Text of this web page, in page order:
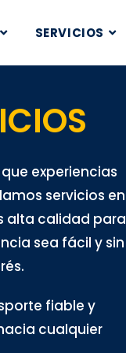
SERVICIOS
experiencias
servicios en
alta calidad para
sea fácil y sin
fiable y
cualquier